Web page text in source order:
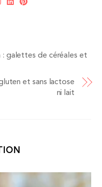
: galettes de céréales et
et sans lactose
ni lait